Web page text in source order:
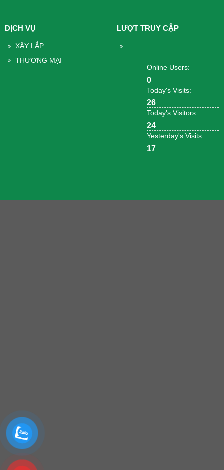
DỊCH VỤ
XÂY LẮP
THƯƠNG MẠI
LƯỢT TRUY CẬP
Online Users:
0
Today's Visits:
26
Today's Visitors:
24
Yesterday's Visits:
17